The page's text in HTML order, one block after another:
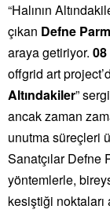
“Halının
çıkan Defne
araya getiriyor. 08
offgrid art
Altındakiler”
ancak zaman
unutma süreçleri
Sanatçılar Defne
yöntemlerle,
kesiştiği noktaları